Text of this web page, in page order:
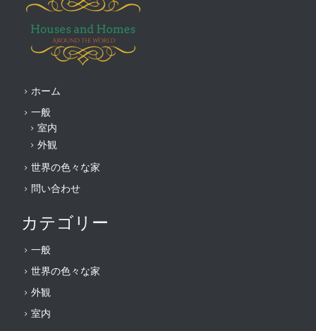
ホーム
一般
室内
外観
世界の色々な家
問い合わせ
カテゴリー
一般
世界の色々な家
外観
室内